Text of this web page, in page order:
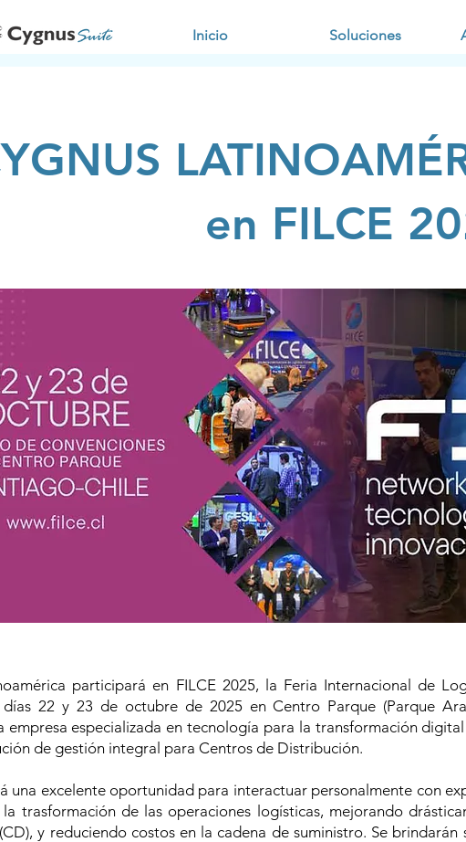
Inicio Soluciones
en FILCE
participará en FILCE 2025, la Feria Internacional de
días 22 y 23 de octubre de 2025 en Centro Parque (Parque
empresa especializada en tecnología para la transformación
de gestión integral para Centros de Distribución.
una excelente oportunidad para interactuar personalmente con
trasformación de las operaciones logísticas, mejorando
y reduciendo costos en la cadena de suministro. Se